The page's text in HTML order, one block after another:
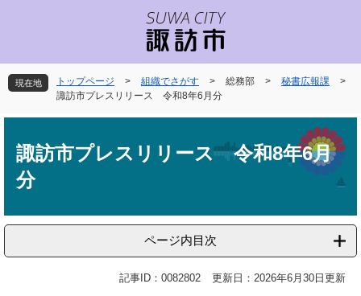
先
頭
を
飛
現在地 トップページ > 組織でさがす > 総務部 > 秘書広報課
>
諏訪市プレスリリース 令和8年6月分
諏訪市プレスリリース 令和8年6月
分
ページ内目次
記事ID：0082802 更新日：2026年6月30日更新